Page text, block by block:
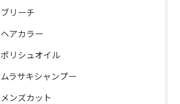
ブリーチ
ヘアカラー
ポリシュオイル
ムラサキシャンプー
メンズカット